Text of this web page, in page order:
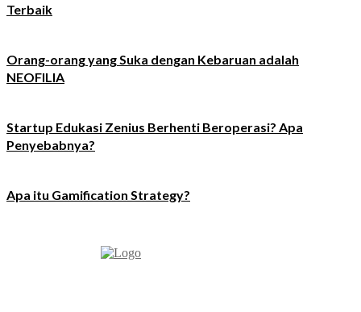
Terbaik
Orang-orang yang Suka dengan Kebaruan adalah
NEOFILIA
Startup Edukasi Zenius Berhenti Beroperasi? Apa
Penyebabnya?
Apa itu Gamification Strategy?